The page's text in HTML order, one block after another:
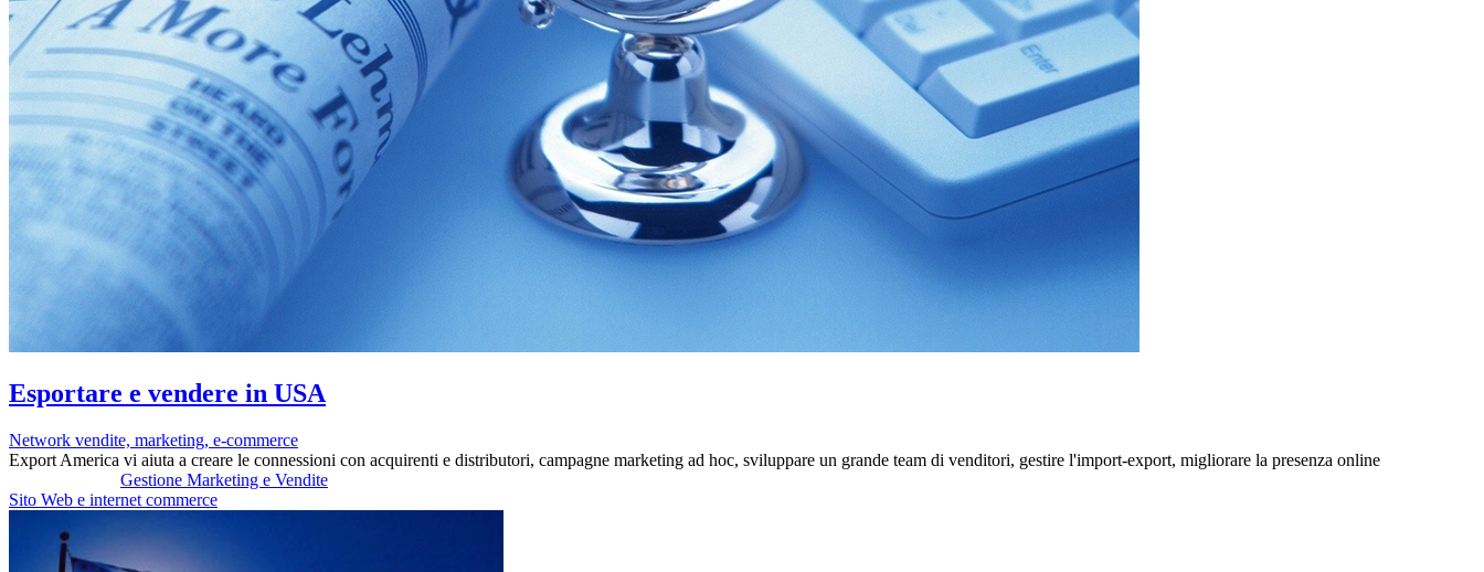
Esportare e vendere in USA
Network vendite, marketing, e-commerce
Export America vi aiuta a creare le connessioni con acquirenti e distributori, campagne marketing ad hoc, sviluppare un grande team di venditori, gestire l'import-export, migliorare la presenza online
Gestione Marketing e Vendite
Sito Web e internet commerce